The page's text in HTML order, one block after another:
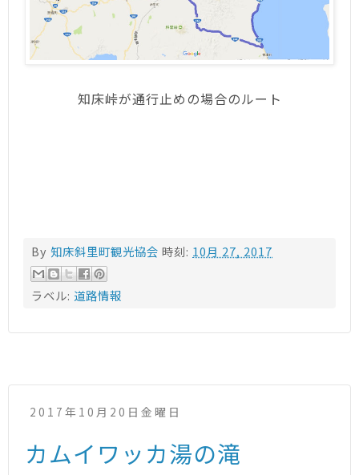
知床峠が通行止めの場合のルート
By 知床斜里町観光協会 時刻: 10月 27, 2017
ラベル: 道路情報
2017年10月20日金曜日
カムイワッカ湯の滝